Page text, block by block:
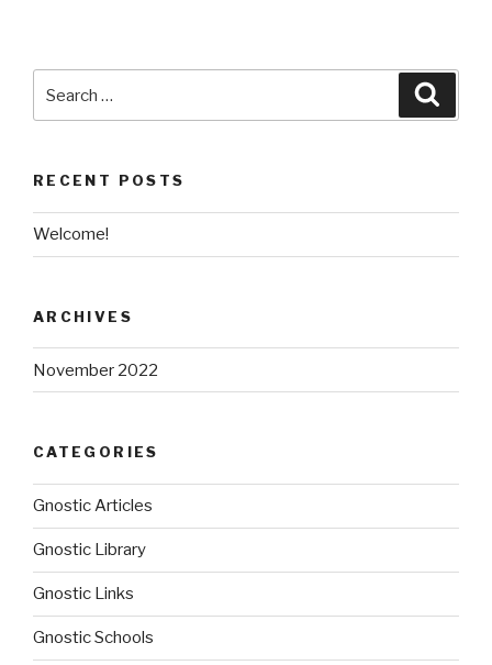
for:
RECENT POSTS
Welcome!
ARCHIVES
November 2022
CATEGORIES
Gnostic Articles
Gnostic Library
Gnostic Links
Gnostic Schools